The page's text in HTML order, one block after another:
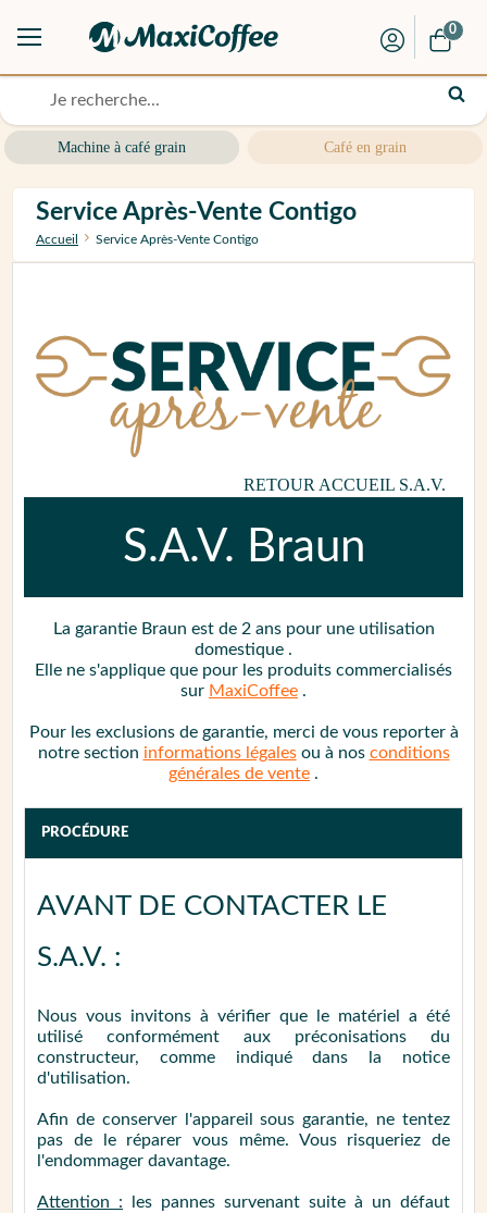
Machine à café grain Café en grain
0
Service Après-Vente Contigo
Accueil Service Après-Vente Contigo
RETOUR ACCUEIL S.A.V.
S.A.V. Braun
La garantie Braun est de 2 ans pour une utilisation
domestique .
Elle ne s'applique que pour les produits commercialisés
sur MaxiCoffee .
Pour les exclusions de garantie, merci de vous reporter à
notre section informations légalesou à nos conditions
générales de vente .
PROCÉDURE
AVANT DE CONTACTER LE
S.A.V. :
Nous vous invitons à vérifier que le matériel a été
utilisé conformément aux préconisations du
constructeur, comme indiqué dans la notice
d'utilisation.
Afin de conserver l'appareil sous garantie, ne tentez
pas de le réparer vous même. Vous risqueriez de
l'endommager davantage.
Attention : les pannes survenant suite à un défaut